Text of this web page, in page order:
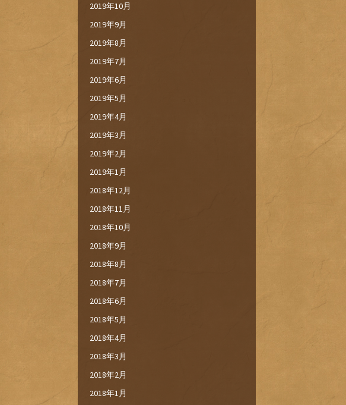
2019年10月
2019年9月
2019年8月
2019年7月
2019年6月
2019年5月
2019年4月
2019年3月
2019年2月
2019年1月
2018年12月
2018年11月
2018年10月
2018年9月
2018年8月
2018年7月
2018年6月
2018年5月
2018年4月
2018年3月
2018年2月
2018年1月